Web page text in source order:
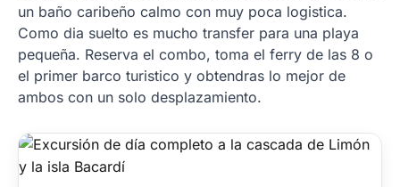
un baño caribeño calmo con muy poca logistica.
Como dia suelto es mucho transfer para una playa
pequeña. Reserva el combo, toma el ferry de las 8 o
el primer barco turistico y obtendras lo mejor de
ambos con un solo desplazamiento.